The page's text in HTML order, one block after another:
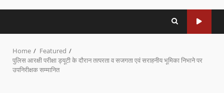
Home
Featured
पुलिस आरक्षी परीक्षा ड्यूटी के दौरान तत्परता व सजगता एवं सराहनीय भूमिका निभाने पर
उपनिरीक्षक सम्मानित